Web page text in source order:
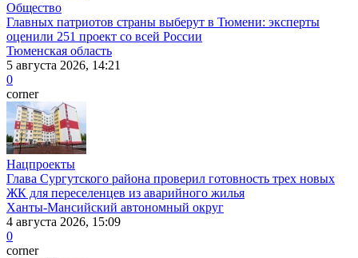
Общество
Главных патриотов страны выберут в Тюмени: эксперты
оценили 251 проект со всей России
Тюменская область
5 августа 2026, 14:21
0
corner
Нацпроекты
Глава Сургутского района проверил готовность трех новых
ЖК для переселенцев из аварийного жилья
Ханты-Мансийский автономный округ
4 августа 2026, 15:09
0
corner